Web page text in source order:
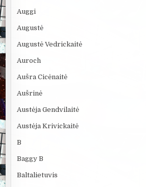
Auggi
Augustė
Augustė Vedrickaitė
Auroch
Aušra Cicėnaitė
Aušrinė
Austėja Gendvilaitė
Austėja Krivickaitė
B
Baggy B
Baltalietuvis